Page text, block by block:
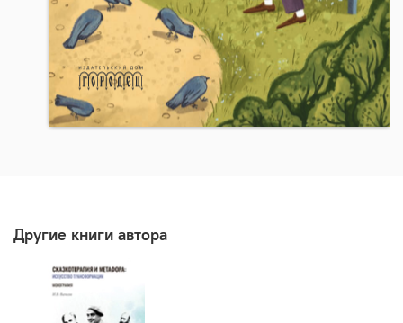
Другие книги автора